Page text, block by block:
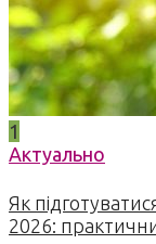
1
Актуально
Як
2026: